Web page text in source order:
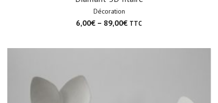
Décoration
6,00€ – 89,00€ TTC